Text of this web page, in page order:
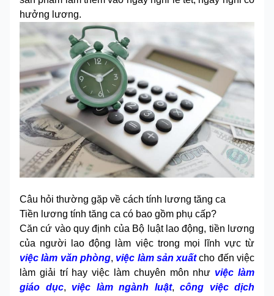
hưởng lương.
Câu hỏi thường gặp về cách tính lương tăng ca
Tiền lương tính tăng ca có bao gồm phụ cấp?
Căn cứ vào quy định của Bộ luật lao động, tiền lương
của người lao động làm việc trong mọi lĩnh vực từ
việc làm văn phòng, việc làm sản xuấtcho đến việc
làm giải trí hay việc làm chuyên môn như việc làm
giáo dục, việc làm ngành luật, công việc dịch